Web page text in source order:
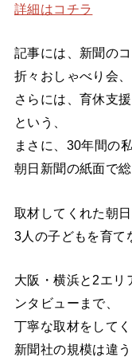
詳細はコチラ
記事には、新聞の
折々おしゃべり会
さらには、育休支
という、
まさに、30年間の
朝日新聞の紙面で
取材してくれた朝
3人の子どもを育て
大阪・横浜と2エリ
ンタビューまで、
丁寧な取材をしてく
新聞社の規模は違